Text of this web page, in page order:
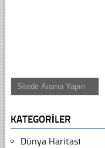
KATEGORILER
Dünya Haritası